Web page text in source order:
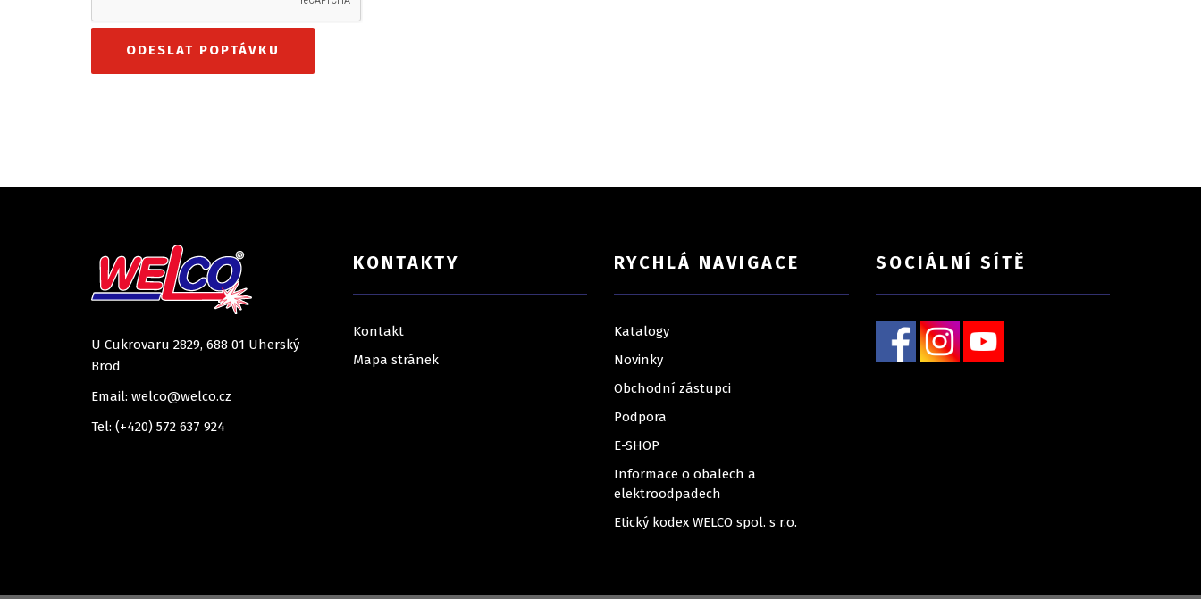
U Cukrovaru 2829, 688 01 Uherský
Brod
Email: welco@welco.cz
Tel: (+420) 572 637 924
KONTAKTY
Kontakt
Mapa stránek
RYCHLÁ NAVIGACE
Katalogy
Novinky
Obchodní zástupci
Podpora
E-SHOP
Informace o obalech a
elektroodpadech
Etický kodex WELCO spol. s r.o.
SOCIÁLNÍ SÍTĚ